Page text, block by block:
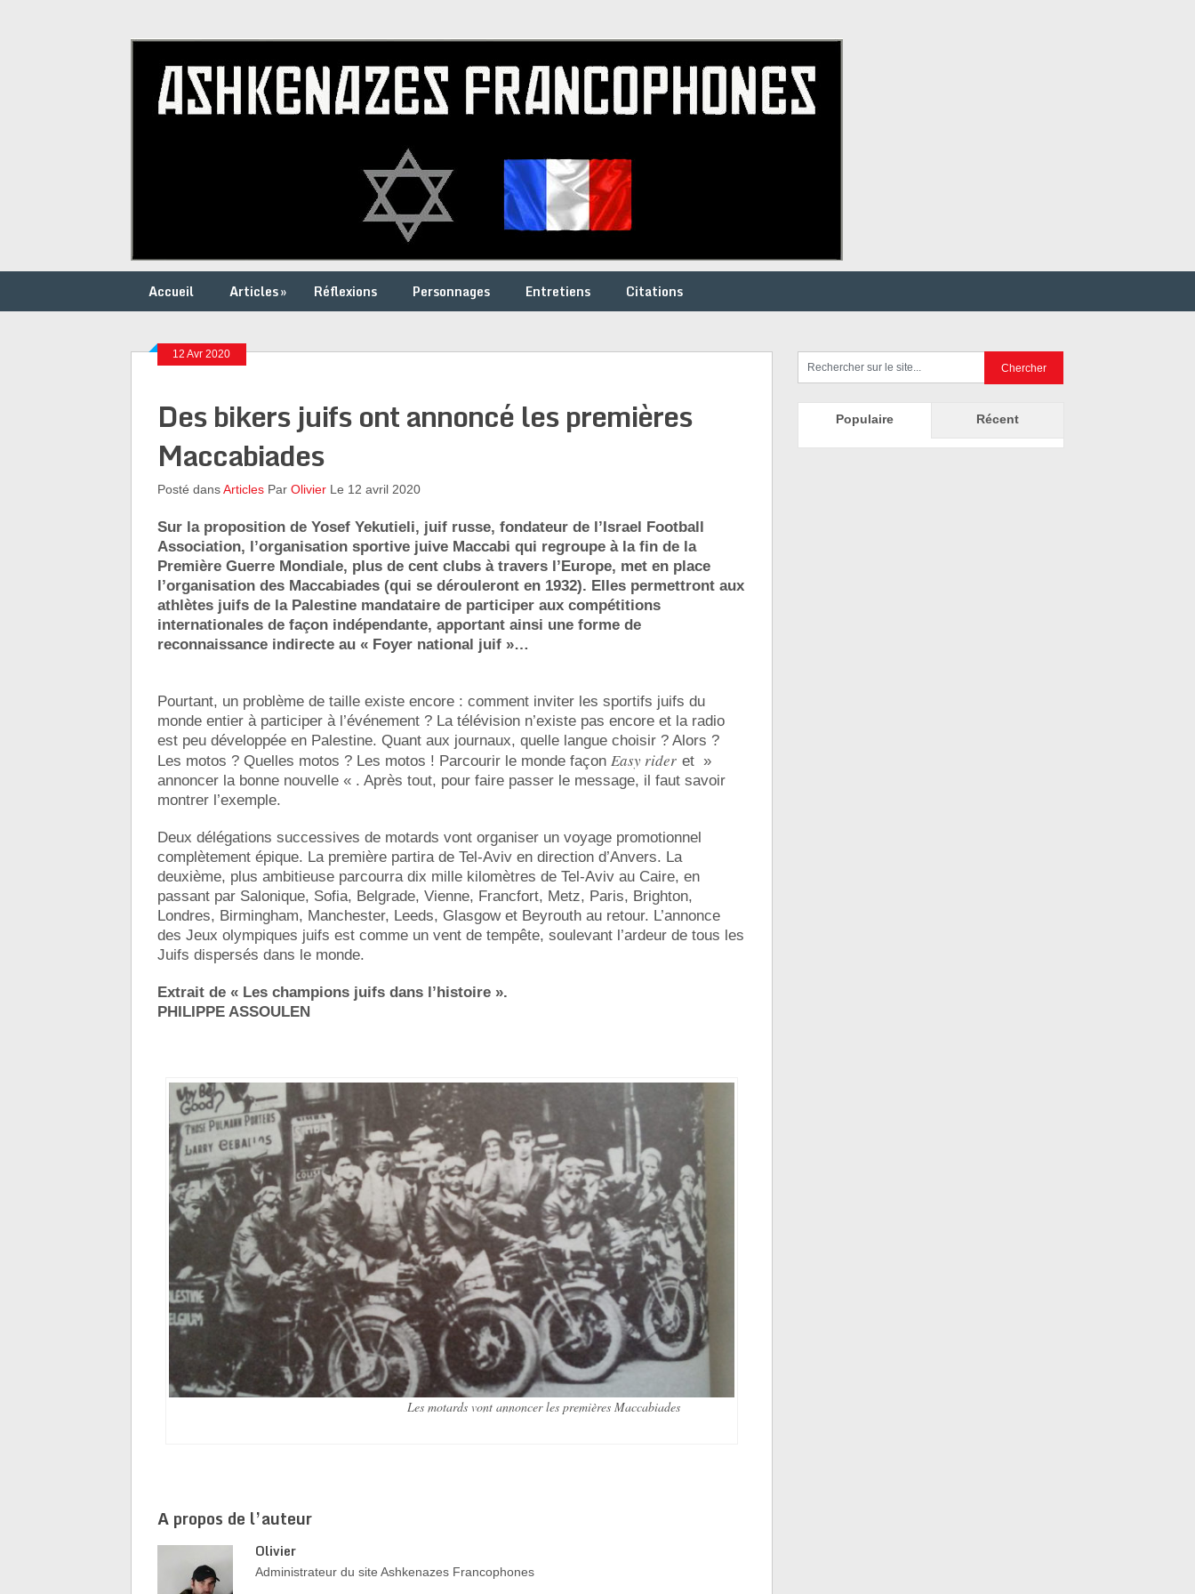
Accueil Articles» Réflexions Personnages Entretiens Citations
12 Avr 2020
Des bikers juifs ont annoncé les premières
Maccabiades
Posté dansArticlesPar OlivierLe 12 avril 2020
Sur la proposition de Yosef Yekutieli, juif russe, fondateur de l’Israel Football
Association, l’organisation sportive juive Maccabi qui regroupe à la fin de la
Première Guerre Mondiale, plus de cent clubs à travers l’Europe, met en place
l’organisation des Maccabiades (qui se dérouleront en 1932). Elles permettront aux
athlètes juifs de la Palestine mandataire de participer aux compétitions
internationales de façon indépendante, apportant ainsi une forme de
reconnaissance indirecte au « Foyer national juif »…
Pourtant, un problème de taille existe encore : comment inviter les sportifs juifs du
monde entier à participer à l’événement ? La télévision n’existe pas encore et la radio
est peu développée en Palestine. Quant aux journaux, quelle langue choisir ? Alors ?
Les motos ? Quelles motos ? Les motos ! Parcourir le monde façon Easy rider et »
annoncer la bonne nouvelle « . Après tout, pour faire passer le message, il faut savoir
montrer l’exemple.
Deux délégations successives de motards vont organiser un voyage promotionnel
complètement épique. La première partira de Tel-Aviv en direction d’Anvers. La
deuxième, plus ambitieuse parcourra dix mille kilomètres de Tel-Aviv au Caire, en
passant par Salonique, Sofia, Belgrade, Vienne, Francfort, Metz, Paris, Brighton,
Londres, Birmingham, Manchester, Leeds, Glasgow et Beyrouth au retour. L’annonce
des Jeux olympiques juifs est comme un vent de tempête, soulevant l’ardeur de tous les
Juifs dispersés dans le monde.
Extrait de « Les champions juifs dans l’histoire ».
PHILIPPE ASSOULEN
Les motards vont annoncer les premières Maccabiades
A propos de l’auteur
Olivier
Administrateur du site Ashkenazes Francophones
Populaire Récent